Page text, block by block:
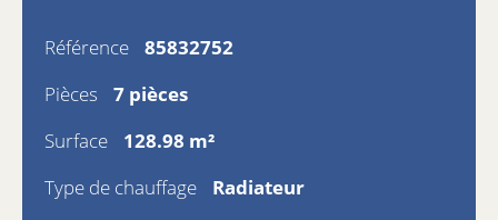
Référence
85832752
Pièces
7 pièces
Surface
128.98 m²
Type de chauffage
Radiateur